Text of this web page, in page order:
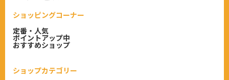
ショッピングコーナー
定番・人気
ポイントアップ中
おすすめショップ
ショップカテゴリー